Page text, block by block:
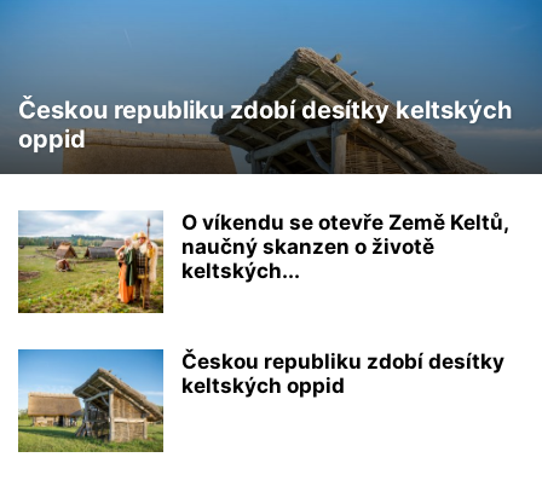
Českou republiku zdobí desítky keltských
oppid
O víkendu se otevře Země Keltů,
naučný skanzen o životě
keltských...
Českou republiku zdobí desítky
keltských oppid